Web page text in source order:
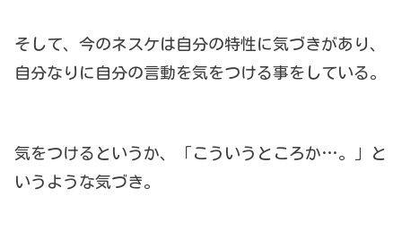
そして、今のネスケは自分の特性に気づきがあり、
自分なりに自分の言動を気をつける事をしている。
気をつけるというか、「こういうところか…。」と
いうような気づき。